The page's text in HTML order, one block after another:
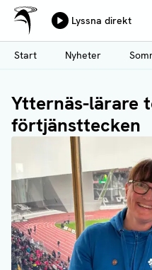
Hoppa
till
huvudinnehåll
Ålands Radio & TV
Lyssna direkt
Start
Nyheter
Ytternäs-lärare
förtjänsttecken